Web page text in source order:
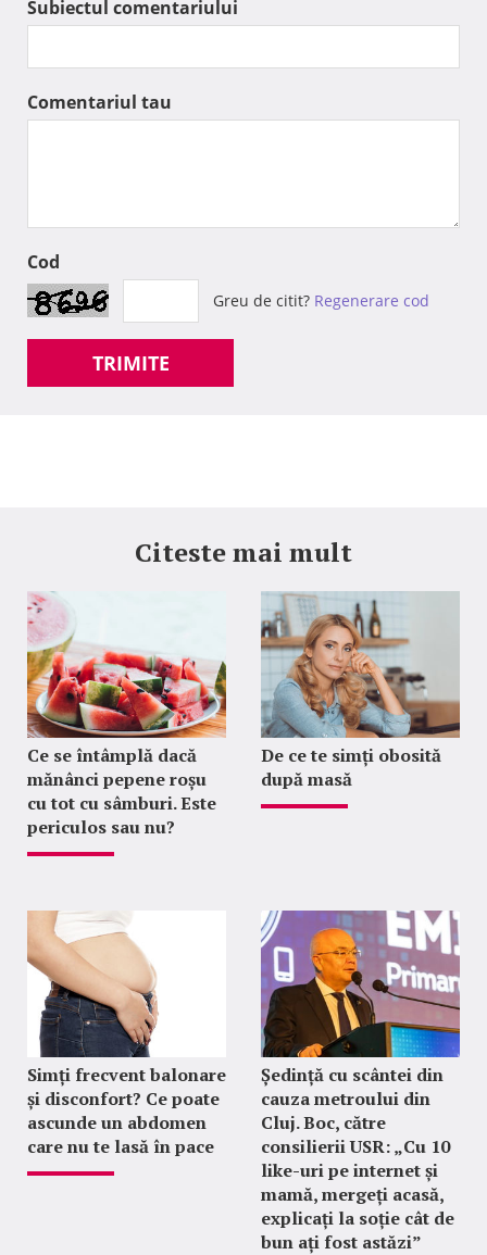
Subiectul comentariului
Comentariul tau
Cod
Greu de citit? Regenerare cod
TRIMITE
Citeste mai mult
Ce se întâmplă dacă
mănânci pepene roșu
cu tot cu sâmburi. Este
periculos sau nu?
De ce te simți obosită
după masă
Simți frecvent balonare
și disconfort? Ce poate
ascunde un abdomen
care nu te lasă în pace
Ședință cu scântei din
cauza metroului din
Cluj. Boc, către
consilierii USR: „Cu 10
like-uri pe internet și
mamă, mergeți acasă,
explicați la soție cât de
bun ați fost astăzi”